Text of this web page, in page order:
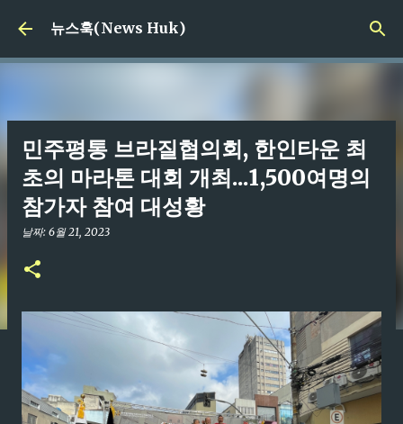
기본 콘텐츠로 건너뛰기
뉴스훅(News Huk)
민주평통 브라질협의회, 한인타운 최
초의 마라톤 대회 개최...1,500여명의
참가자 참여 대성황
날짜: 6월 21, 2023